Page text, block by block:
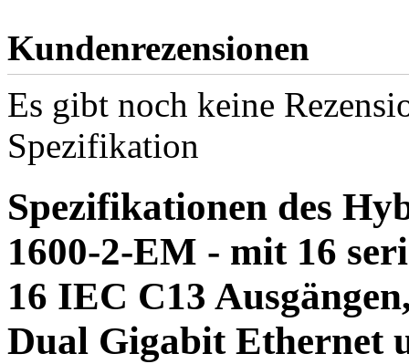
Kundenrezensionen
Es gibt noch keine
Spezifikation
Spezifikationen des
1600-2-EM - mit 16
16 IEC C13
Dual Gigabit Ethernet